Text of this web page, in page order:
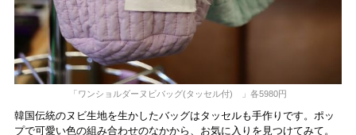
「ワンショルダーヌビバッグ(タッセル付) 」各5980円
韓国伝統のヌビ生地を生かしたバッグはタッセルも手作りです。ポッ
プで可愛い色の組み合わせのなかから、お気に入りを見つけてみて。